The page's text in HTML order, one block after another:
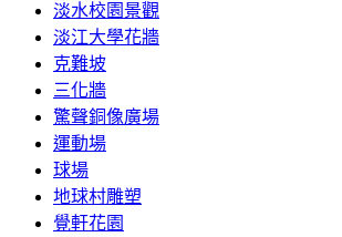
淡水校園景觀
淡江大學花牆
克難坡
三化牆
驚聲銅像廣場
運動場
球場
地球村雕塑
覺軒花園